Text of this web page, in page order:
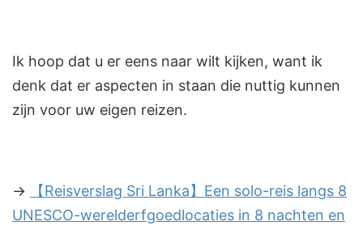
Ik hoop dat u er eens naar wilt kijken, want ik
denk dat er aspecten in staan die nuttig kunnen
zijn voor uw eigen reizen.
→
【Reisverslag Sri Lanka】Een solo-reis langs 8
UNESCO-werelderfgoedlocaties in 8 nachten en